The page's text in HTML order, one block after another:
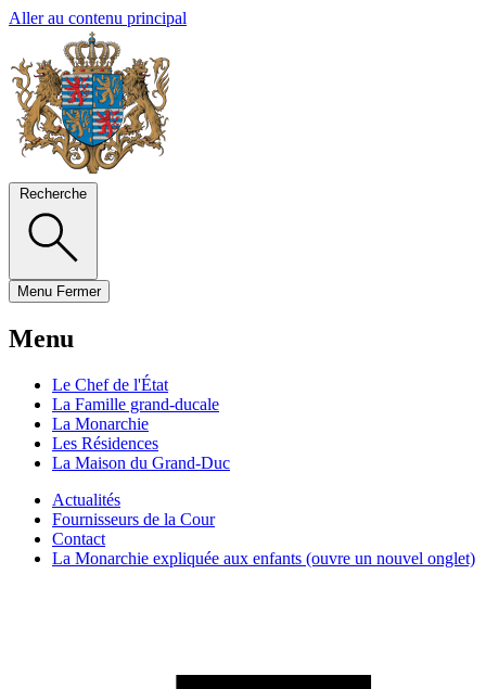
Aller au contenu principal
Recherche
Menu Fermer
Menu
Le Chef de l'État
La Famille grand-ducale
La Monarchie
Les Résidences
La Maison du Grand-Duc
Actualités
Fournisseurs de la Cour
Contact
La Monarchie expliquée aux enfants (ouvre un nouvel onglet)